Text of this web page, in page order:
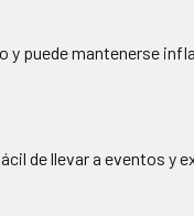
y puede mantenerse
de llevar a eventos y